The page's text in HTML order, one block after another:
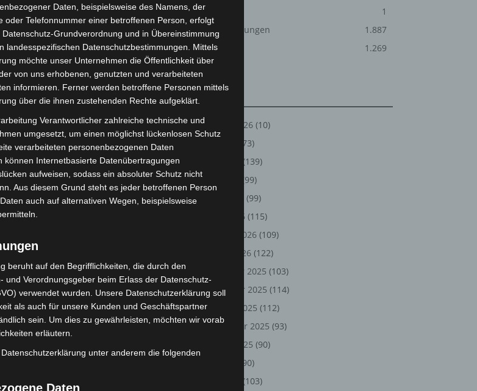
Zwei
zu Brandstiftung in Groß-
gesucht
24. März 2023
Vermisster
wohlbehalten
- 21. Februar 2023
Über uns
1
Veranstaltungen
1.887
Welt
1.269
August 2026 (10)
(73)
(139)
(99)
(99)
März 2026 (115)
Februar 2026 (109)
Januar 2026 (122)
Dezember 2025 (103)
November 2025 (114)
Oktober 2025 (112)
September 2025 (93)
August 2025 (90)
(90)
(103)
Daten, beispielsweise des Namens, der
oder Telefonnummer einer betroffenen Person, erfolgt
Grundverordnung und in Übereinstimmung
landesspezifischen Datenschutzbestimmungen. Mittels
möchte unser Unternehmen die Öffentlichkeit über
von uns erhobenen, genutzten und verarbeiteten
informieren. Ferner werden betroffene Personen mittels
über die ihnen zustehenden Rechte aufgeklärt.
Verantwortlicher zahlreiche technische und
umgesetzt, um einen möglichst lückenlosen Schutz
verarbeiteten personenbezogenen Daten
können Internetbasierte Datenübertragungen
aufweisen, sodass ein absoluter Schutz nicht
Aus diesem Grund steht es jeder betroffenen Person
auch auf alternativen Wegen, beispielsweise
beruht auf den Begrifflichkeiten, die durch den
und Verordnungsgeber beim Erlass der Datenschutz-
verwendet wurden. Unsere Datenschutzerklärung soll
als auch für unsere Kunden und Geschäftspartner
sein. Um dies zu gewährleisten, möchten wir vorab
erläutern.
unter anderem die folgenden
Daten